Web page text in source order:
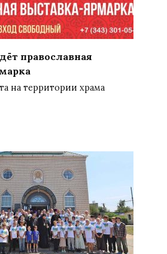
православная
на территории храма